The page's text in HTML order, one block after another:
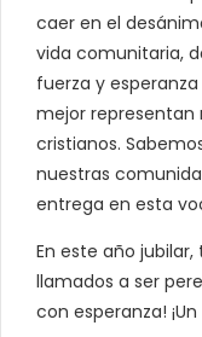
caer en el
vida comunitaria,
fuerza y
mejor representan
cristianos.
nuestras
entrega en esta
En este año
llamados a ser
con esperanza!